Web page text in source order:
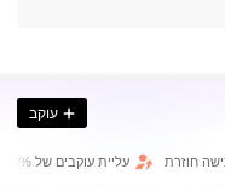
עוקב
עליית עוקבים של 10%